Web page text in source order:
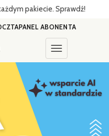
pakiecie. Sprawdź!
PANEL ABONENTA
Toggle